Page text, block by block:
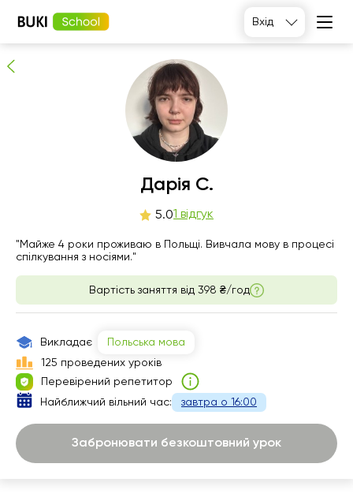
Вхід
Дарія С. людей рекомендують
Дарія С.
5.01 відгук
"Майже 4 роки проживаю в Польщі. Вивчала мову в процесі
спілкування з носіями."
Вартість заняття від 398 ₴/год
Викладає
Польська мова
125 проведених уроків
Перевірений репетитор
Найближчий вільний час:
завтра о 16:00
Забронювати безкоштовний урок
пт
сб
16:00
16:30
17:00
17:30
18:00
21:00
11:00
11:30
16:00
16:30
11:00
14:00
16:00